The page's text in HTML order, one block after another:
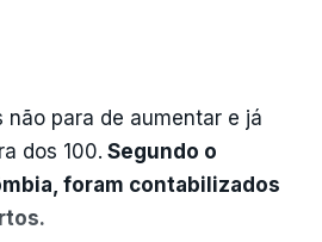
não para de aumentar e já
dos 100. Segundo o
foram contabilizados